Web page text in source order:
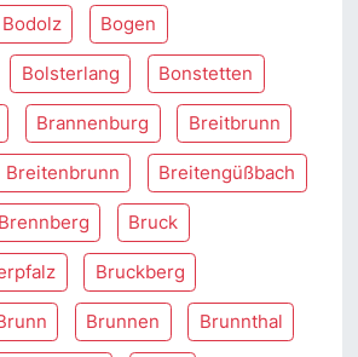
Bodolz Bogen
Bolsterlang Bonstetten
Brannenburg Breitbrunn
Breitenbrunn Breitengüßbach
Brennberg Bruck
Bruckberg
Brunnen Brunnthal